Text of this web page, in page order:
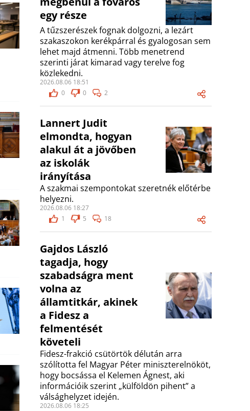
egy része
A tűzszerészek fognak dolgozni, a lezárt
szakaszokon kerékpárral és gyalogosan sem
lehet majd átmenni. Több menetrend
szerinti járat kimarad vagy terelve fog
közlekedni.
2026.08.06 18:51
0
0 2
Lannert Judit
elmondta, hogyan
alakul át a jövőben
az iskolák
irányítása
A szakmai szempontokat szeretnék előtérbe
helyezni.
2026.08.06 18:27
1
5 18
Gajdos László
tagadja, hogy
szabadságra ment
volna az
államtitkár, akinek
a Fidesz a
felmentését
követeli
Fidesz-frakció csütörtök délután arra
szólította fel Magyar Péter miniszterelnököt,
hogy bocsássa el Kelemen Ágnest, aki
információik szerint „külföldön pihent” a
válsághelyzet idején.
2026.08.06 18:25